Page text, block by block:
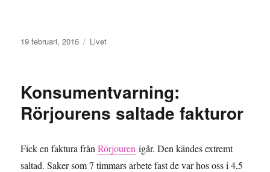
Publicerat
19 februari, 2016 Kategorier
Livet
Konsumentvarning:
Rörjourens saltade fakturor
Fick en faktura frånRörjouren igår. Den kändes extremt
saltad. Saker som 7 timmars arbete fast de var hos oss i 4,5